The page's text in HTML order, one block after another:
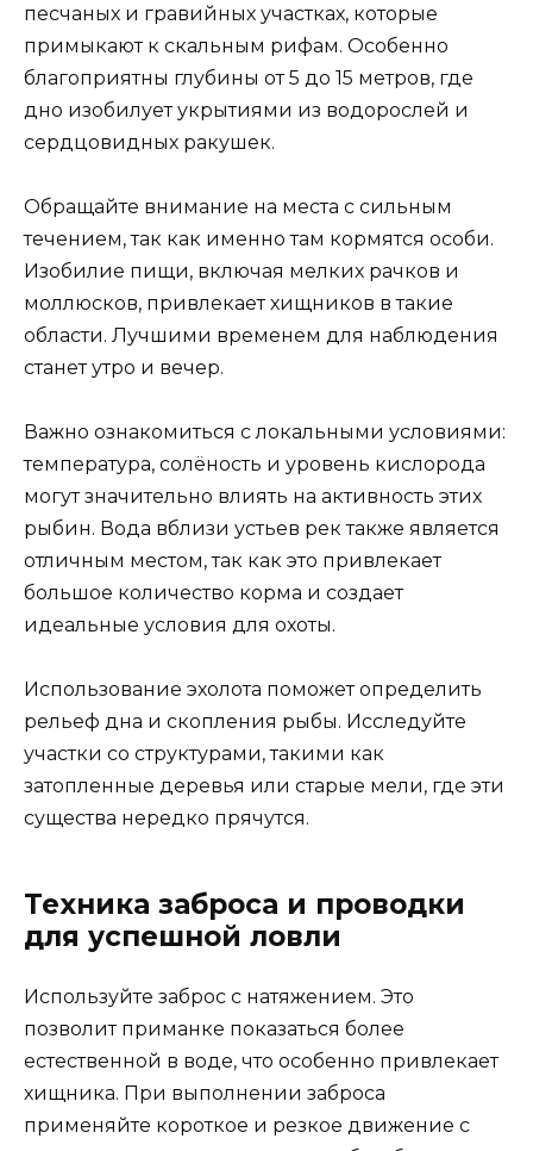
песчаных и гравийных участках, которые
примыкают к скальным рифам. Особенно
благоприятны глубины от 5 до 15 метров, где
дно изобилует укрытиями из водорослей и
сердцовидных ракушек.
Обращайте внимание на места с сильным
течением, так как именно там кормятся особи.
Изобилие пищи, включая мелких рачков и
моллюсков, привлекает хищников в такие
области. Лучшими временем для наблюдения
станет утро и вечер.
Важно ознакомиться с локальными условиями:
температура, солёность и уровень кислорода
могут значительно влиять на активность этих
рыбин. Вода вблизи устьев рек также является
отличным местом, так как это привлекает
большое количество корма и создает
идеальные условия для охоты.
Использование эхолота поможет определить
рельеф дна и скопления рыбы. Исследуйте
участки со структурами, такими как
затопленные деревья или старые мели, где эти
существа нередко прячутся.
Техника заброса и проводки
для успешной ловли
Используйте заброс с натяжением. Это
позволит приманке показаться более
естественной в воде, что особенно привлекает
хищника. При выполнении заброса
применяйте короткое и резкое движение с